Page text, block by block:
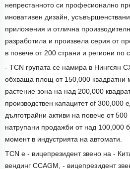
непрестанното си професионално
иновативен дизайн,
приложения и отлична
разработила и произвела серия от
в повече от 200 страни и региони по
- TCN групата се намира в Нингсян C
обхваща площ от 150 000 квадратни
растение зона на над 200 000
производствен капацитетof 300 000
дълготрайни активи на повече от
натрупани продажби от над 100 000
момент в индустрията на автомати.
TCN е - вицепрезидент звено на -
вендинг CCAGM, - вицепрезидент